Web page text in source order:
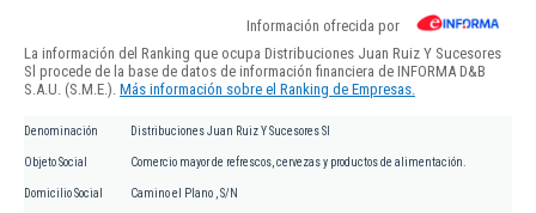
Información ofrecida por
La información del Ranking que ocupa Distribuciones Juan Ruiz Y Sucesores
Sl procede de la base de datos de información financiera de INFORMA D&B
S.A.U. (S.M.E.). Más información sobre el Ranking de Empresas.
Denominación Distribuciones Juan Ruiz Y Sucesores Sl
Objeto Social Comercio mayor de refrescos, cervezas y productos de alimentación.
Domicilio Social Camino el Plano , S/N